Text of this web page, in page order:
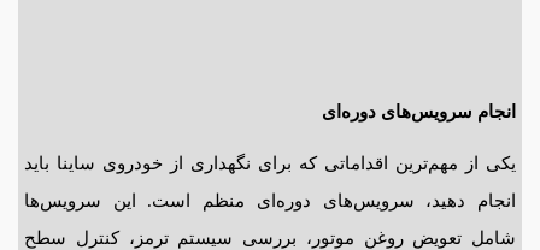
انجام سرویس‌های دوره‌ای
یکی از مهم‌ترین اقداماتی که برای نگهداری از خودروی ساینا باید
انجام دهید، سرویس‌های دوره‌ای منظم است. این سرویس‌ها
شامل تعویض روغن موتور، بررسی سیستم ترمز، کنترل سطح